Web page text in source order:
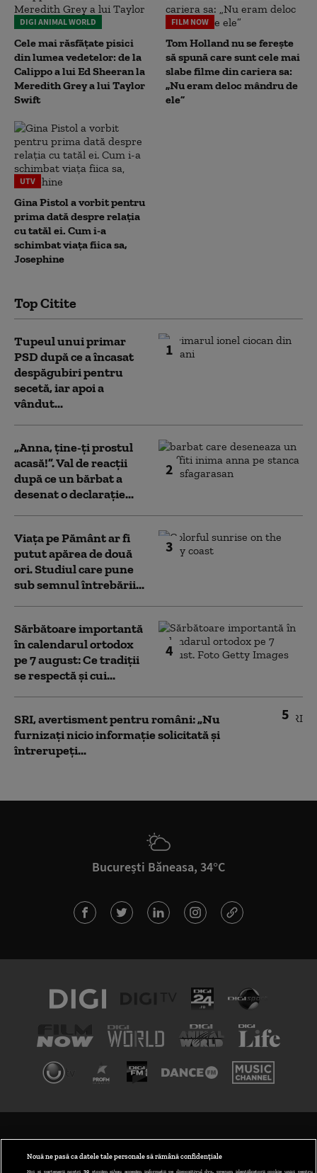
DIGI ANIMAL WORLD
Cele mai răsfățate pisici
din lumea vedetelor: de la
Calippo a lui Ed Sheeran la
Meredith Grey a lui Taylor
Swift
FILM NOW
Tom Holland nu se ferește
să spună care sunt cele mai
slabe filme din cariera sa:
„Nu eram deloc mândru de
ele”
UTV
Gina Pistol a vorbit pentru
prima dată despre relația
cu tatăl ei. Cum i-a
schimbat viața fiica sa,
Josephine
Top Citite
1
Tupeul unui primar
PSD după ce a încasat
despăgubiri pentru
secetă, iar apoi a
vândut...
2
„Anna, ţine-ţi prostul
acasă!”. Val de reacții
după ce un bărbat a
desenat o declarație...
3
Viața pe Pământ ar fi
putut apărea de două
ori. Studiul care pune
sub semnul întrebării...
4
Sărbătoare importantă
în calendarul ortodox
pe 7 august: Ce tradiții
se respectă și cui...
5
SRI, avertisment pentru români: „Nu
furnizați nicio informație solicitată și
întrerupeți...
București Băneasa, 34°C
Nouă ne pasă ca datele tale personale să rămână confidențiale
Noi și partenerii noștri 30stocăm și/sau accesăm informații pe dispozitivul dvs., precum identificatorii cookie unici pentru